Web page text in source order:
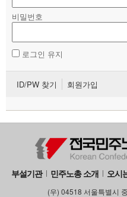
비밀번호
로그인 유지
ID/PW 찾기 회원가입
부설기관 민주노총 소개 오시
(우) 04518 서울특별시
자료
부설기관
업무